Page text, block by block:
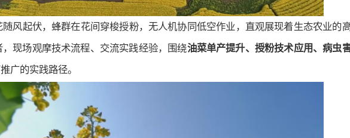
风起伏，蜂群在花间穿梭授粉，无人机协同低空作业，直观展现着生态农业的
现场观摩技术流程、交流实践经验，围绕油菜单产提升、授粉技术应用、病虫
广的实践路径。